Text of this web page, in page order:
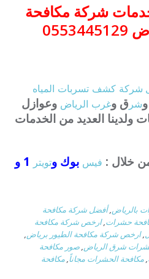
شركة مكافحة
شركة كشف تسربات المياه
وشر ق وغرب الرياض وعوازل
ولدينا العديد من الخدمات
خلال : فيس بوك وتويتر
بالرياض,أفضل شركة مكافحة
حشرات,ارخص شركة مكافحة
,ارخص شركة مكافحة الطيور برياض,
شرق الرياض,صور مكافحة
,مكافحة الحشرات مجاناً,مكافحة